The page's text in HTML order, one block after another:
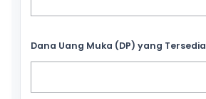
Dana Uang Muka (DP) yang Tersedia